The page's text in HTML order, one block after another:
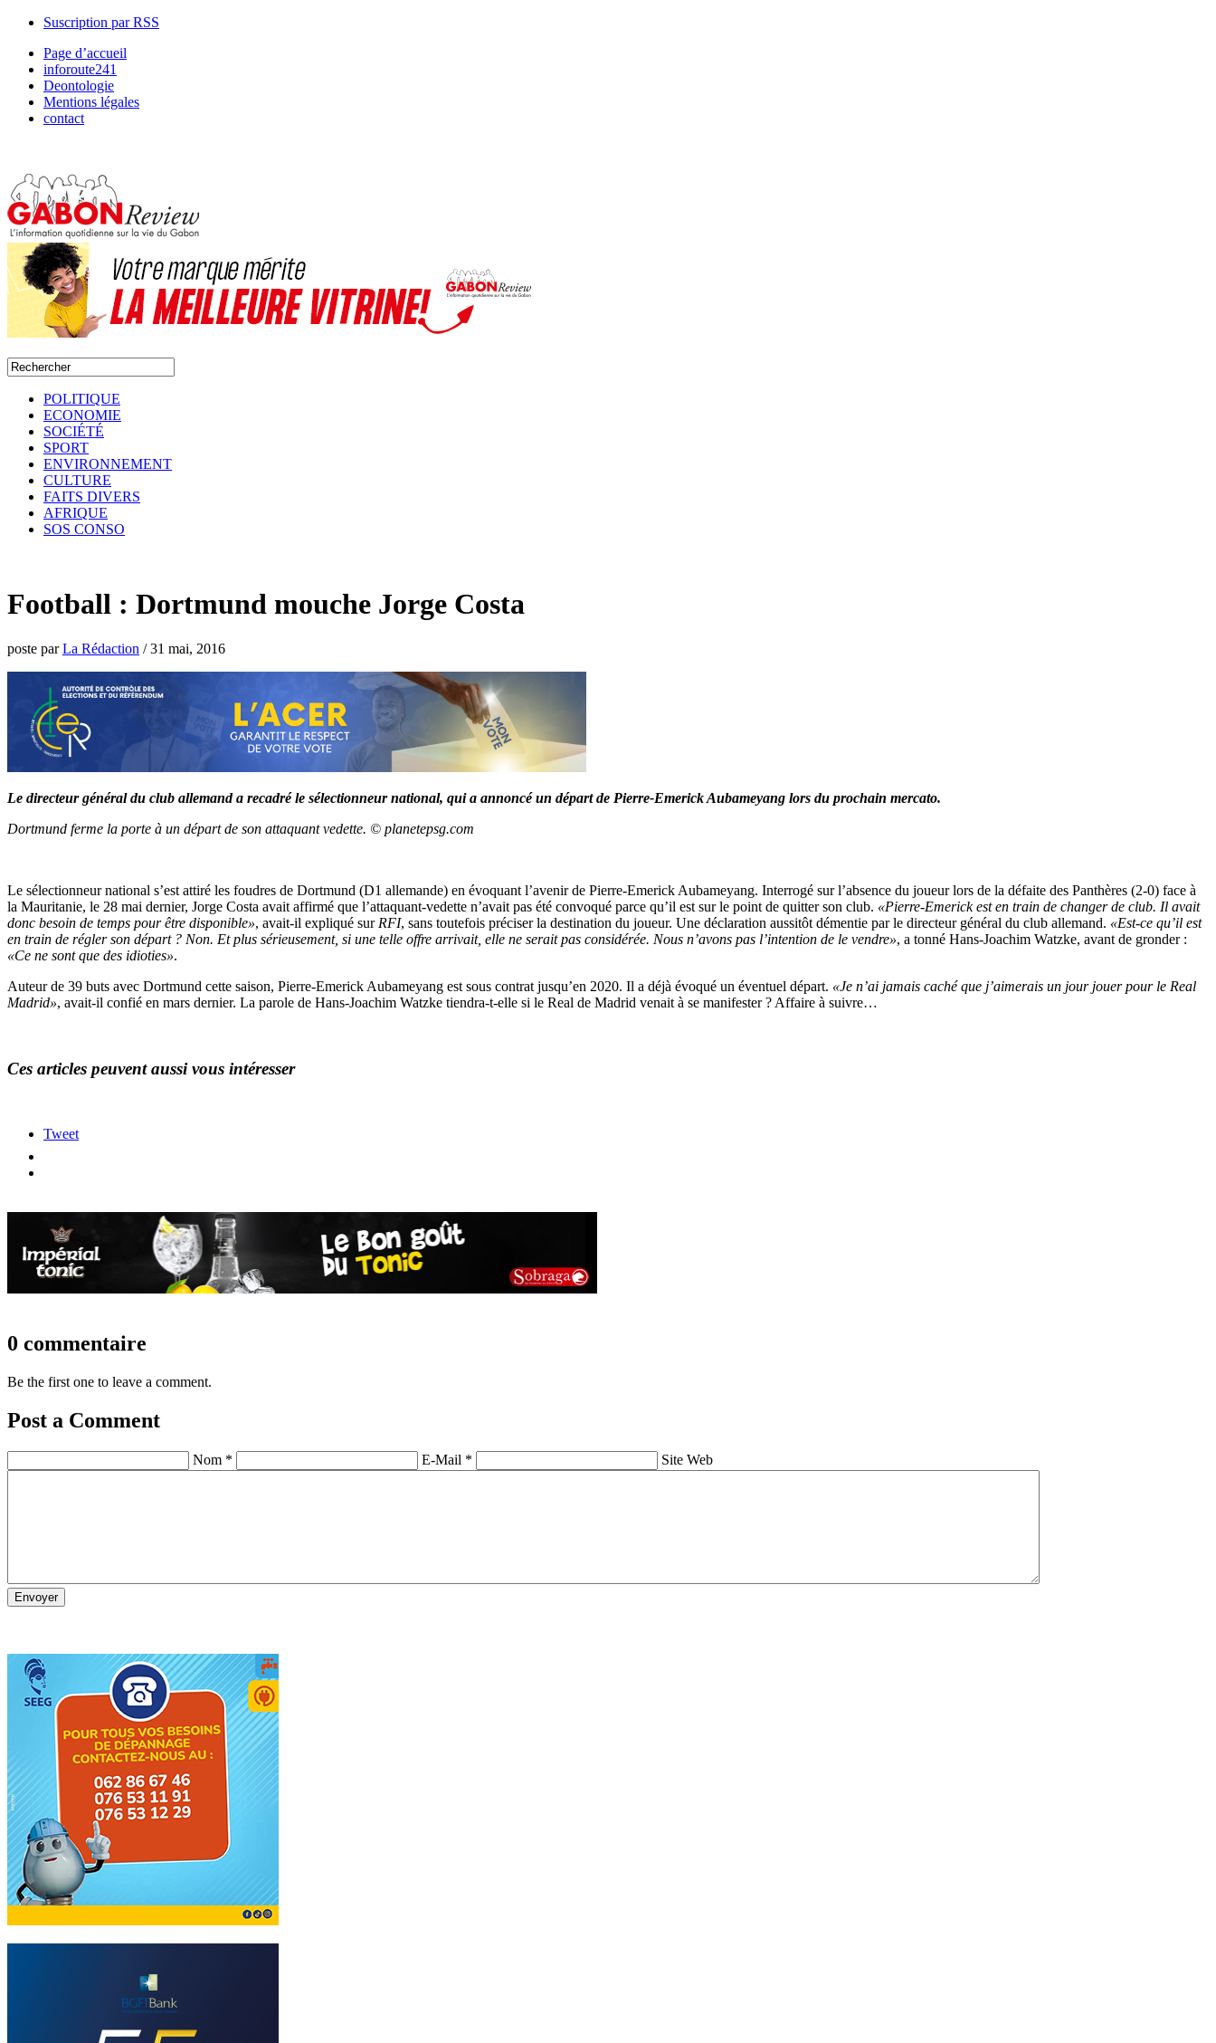
Suscription par RSS
Page d’accueil
inforoute241
Deontologie
Mentions légales
contact
POLITIQUE
ECONOMIE
SOCIÉTÉ
SPORT
ENVIRONNEMENT
CULTURE
FAITS DIVERS
AFRIQUE
SOS CONSO
Football : Dortmund mouche Jorge Costa
poste parLa Rédaction /31 mai, 2016
Le directeur général du club allemand a recadré le sélectionneur national, qui a annoncé un départ de Pierre-Emerick Aubameyang lors du prochain mercato.
Dortmund ferme la porte à un départ de son attaquant vedette. © planetepsg.com
Le sélectionneur national s’est attiré les foudres de Dortmund (D1 allemande) en évoquant l’avenir de Pierre-Emerick Aubameyang. Interrogé sur l’absence du joueur lors de la défaite des Panthères (2-0) face à
la Mauritanie, le 28 mai dernier, Jorge Costa avait affirmé que l’attaquant-vedette n’avait pas été convoqué parce qu’il est sur le point de quitter son club. «Pierre-Emerick est en train de changer de club. Il avait
donc besoin de temps pour être disponible», avait-il expliqué sur RFI, sans toutefois préciser la destination du joueur. Une déclaration aussitôt démentie par le directeur général du club allemand. «Est-ce qu’il est
en train de régler son départ ? Non. Et plus sérieusement, si une telle offre arrivait, elle ne serait pas considérée. Nous n’avons pas l’intention de le vendre», a tonné Hans-Joachim Watzke, avant de gronder :
«Ce ne sont que des idioties».
Auteur de 39 buts avec Dortmund cette saison, Pierre-Emerick Aubameyang est sous contrat jusqu’en 2020. Il a déjà évoqué un éventuel départ. «Je n’ai jamais caché que j’aimerais un jour jouer pour le Real
Madrid», avait-il confié en mars dernier. La parole de Hans-Joachim Watzke tiendra-t-elle si le Real de Madrid venait à se manifester ? Affaire à suivre…
Ces articles peuvent aussi vous intéresser
Tweet
0 commentaire
Be the first one to leave a comment.
Post a Comment
Nom * E-Mail * Site Web